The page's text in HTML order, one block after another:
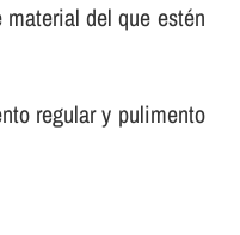
del que estén
regular y pulimento